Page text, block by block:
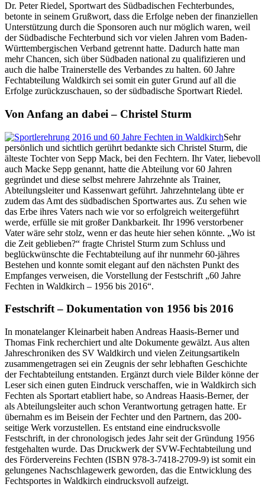
Dr. Peter Riedel, Sportwart des Südbadischen Fechterbundes,
betonte in seinem Grußwort, dass die Erfolge neben der finanziellen
Unterstützung durch die Sponsoren auch nur möglich waren, weil
der Südbadische Fechterbund sich vor vielen Jahren vom Baden-
Württembergischen Verband getrennt hatte. Dadurch hatte man
mehr Chancen, sich über Südbaden national zu qualifizieren und
auch die halbe Trainerstelle des Verbandes zu halten. 60 Jahre
Fechtabteilung Waldkirch sei somit ein guter Grund auf all die
Erfolge zurückzuschauen, so der südbadische Sportwart Riedel.
Von Anfang an dabei – Christel Sturm
Sehr
persönlich und sichtlich gerührt bedankte sich Christel Sturm, die
älteste Tochter von Sepp Mack, bei den Fechtern. Ihr Vater, liebevoll
auch Macke Sepp genannt, hatte die Abteilung vor 60 Jahren
gegründet und diese selbst mehrere Jahrzehnte als Trainer,
Abteilungsleiter und Kassenwart geführt. Jahrzehntelang übte er
zudem das Amt des südbadischen Sportwartes aus. Zu sehen wie
das Erbe ihres Vaters nach wie vor so erfolgreich weitergeführt
werde, erfülle sie mit großer Dankbarkeit. Ihr 1996 verstorbener
Vater wäre sehr stolz, wenn er das heute hier sehen könnte. „Wo ist
die Zeit geblieben?“ fragte Christel Sturm zum Schluss und
beglückwünschte die Fechtabteilung auf ihr nunmehr 60-jähres
Bestehen und konnte somit elegant auf den nächsten Punkt des
Empfanges verweisen, die Vorstellung der Festschrift „60 Jahre
Fechten in Waldkirch – 1956 bis 2016“.
Festschrift – Dokumentation von 1956 bis 2016
In monatelanger Kleinarbeit haben Andreas Haasis-Berner und
Thomas Fink recherchiert und alte Dokumente gewälzt. Aus alten
Jahreschroniken des SV Waldkirch und vielen Zeitungsartikeln
zusammengetragen sei ein Zeugnis der sehr lebhaften Geschichte
der Fechtabteilung entstanden. Ergänzt durch viele Bilder könne der
Leser sich einen guten Eindruck verschaffen, wie in Waldkirch sich
Fechten als Sportart etabliert habe, so Andreas Haasis-Berner, der
als Abteilungsleiter auch schon Verantwortung getragen hatte. Er
übernahm es im Beisein der Fechter und den Partnern, das 200-
seitige Werk vorzustellen. Es entstand eine eindrucksvolle
Festschrift, in der chronologisch jedes Jahr seit der Gründung 1956
festgehalten wurde. Das Druckwerk der SVW-Fechtabteilung und
des Fördervereins Fechten (ISBN 978-3-7418-2709-9) ist somit ein
gelungenes Nachschlagewerk geworden, das die Entwicklung des
Fechtsportes in Waldkirch eindrucksvoll aufzeigt.